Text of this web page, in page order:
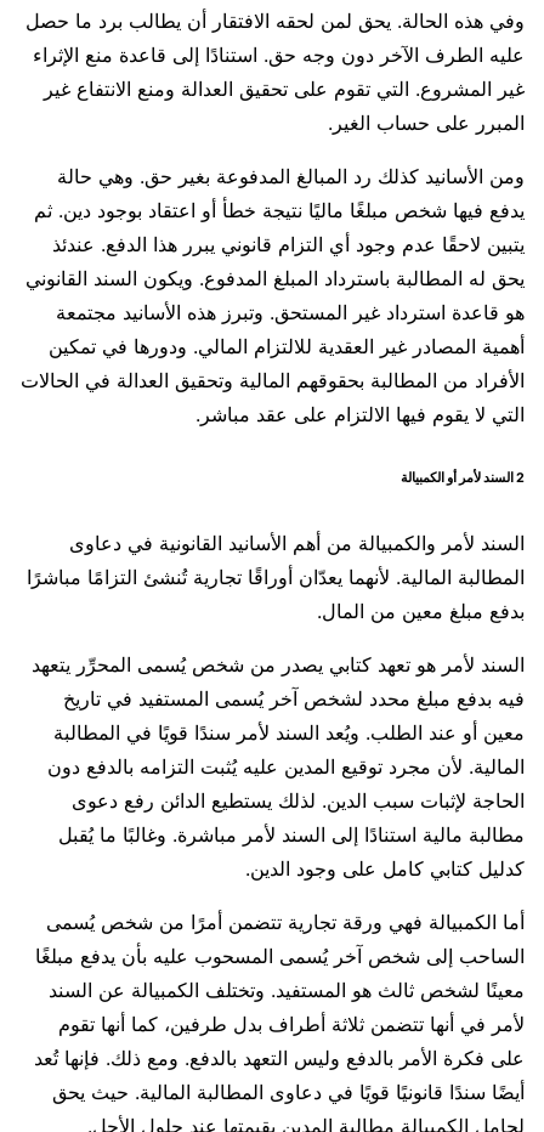
وفي هذه الحالة. يحق لمن لحقه الافتقار أن يطالب برد ما حصل
عليه الطرف الآخر دون وجه حق. استنادًا إلى قاعدة منع الإثراء
غير المشروع. التي تقوم على تحقيق العدالة ومنع الانتفاع غير
المبرر على حساب الغير.
ومن الأسانيد كذلك رد المبالغ المدفوعة بغير حق. وهي حالة
يدفع فيها شخص مبلغًا ماليًا نتيجة خطأ أو اعتقاد بوجود دين. ثم
يتبين لاحقًا عدم وجود أي التزام قانوني يبرر هذا الدفع. عندئذ
يحق له المطالبة باسترداد المبلغ المدفوع. ويكون السند القانوني
هو قاعدة استرداد غير المستحق. وتبرز هذه الأسانيد مجتمعة
أهمية المصادر غير العقدية للالتزام المالي. ودورها في تمكين
الأفراد من المطالبة بحقوقهم المالية وتحقيق العدالة في الحالات
التي لا يقوم فيها الالتزام على عقد مباشر.
2 السند لأمر أو الكمبيالة
السند لأمر والكمبيالة من أهم الأسانيد القانونية في دعاوى
المطالبة المالية. لأنهما يعدّان أوراقًا تجارية تُنشئ التزامًا مباشرًا
بدفع مبلغ معين من المال.
السند لأمر هو تعهد كتابي يصدر من شخص يُسمى المحرِّر يتعهد
فيه بدفع مبلغ محدد لشخص آخر يُسمى المستفيد في تاريخ
معين أو عند الطلب. ويُعد السند لأمر سندًا قويًا في المطالبة
المالية. لأن مجرد توقيع المدين عليه يُثبت التزامه بالدفع دون
الحاجة لإثبات سبب الدين. لذلك يستطيع الدائن رفع دعوى
مطالبة مالية استنادًا إلى السند لأمر مباشرة. وغالبًا ما يُقبل
كدليل كتابي كامل على وجود الدين.
أما الكمبيالة فهي ورقة تجارية تتضمن أمرًا من شخص يُسمى
الساحب إلى شخص آخر يُسمى المسحوب عليه بأن يدفع مبلغًا
معينًا لشخص ثالث هو المستفيد. وتختلف الكمبيالة عن السند
لأمر في أنها تتضمن ثلاثة أطراف بدل طرفين، كما أنها تقوم
على فكرة الأمر بالدفع وليس التعهد بالدفع. ومع ذلك. فإنها تُعد
أيضًا سندًا قانونيًا قويًا في دعاوى المطالبة المالية. حيث يحق
لحامل الكمبيالة مطالبة المدين بقيمتها عند حلول الأجل.